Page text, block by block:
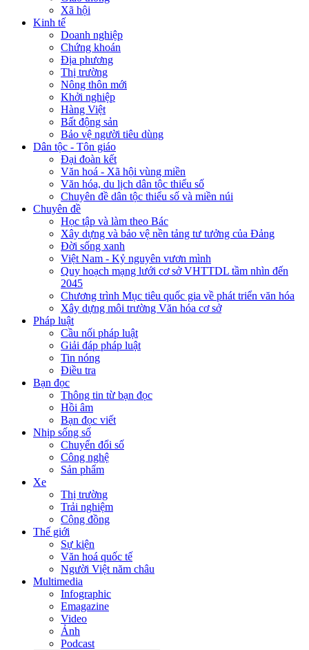
Xã hội
Kinh tế
Doanh nghiệp
Chứng khoán
Địa phương
Thị trường
Nông thôn mới
Khởi nghiệp
Hàng Việt
Bất động sản
Bảo vệ người tiêu dùng
Dân tộc - Tôn giáo
Đại đoàn kết
Văn hoá - Xã hội vùng miền
Văn hóa, du lịch dân tộc thiểu số
Chuyên đề dân tộc thiểu số và miền núi
Chuyên đề
Học tập và làm theo Bác
Xây dựng và bảo vệ nền tảng tư tưởng của Đảng
Đời sống xanh
Việt Nam - Kỷ nguyên vươn mình
Quy hoạch mạng lưới cơ sở VHTTDL tầm nhìn đến
2045
Chương trình Mục tiêu quốc gia về phát triển văn hóa
Xây dựng môi trường Văn hóa cơ sở
Pháp luật
Cầu nối pháp luật
Giải đáp pháp luật
Tin nóng
Điều tra
Bạn đọc
Thông tin từ bạn đọc
Hồi âm
Bạn đọc viết
Nhịp sống số
Chuyển đổi số
Công nghệ
Sản phẩm
Xe
Thị trường
Trải nghiệm
Cộng đồng
Thế giới
Sự kiện
Văn hoá quốc tế
Người Việt năm châu
Multimedia
Infographic
Emagazine
Video
Ảnh
Podcast